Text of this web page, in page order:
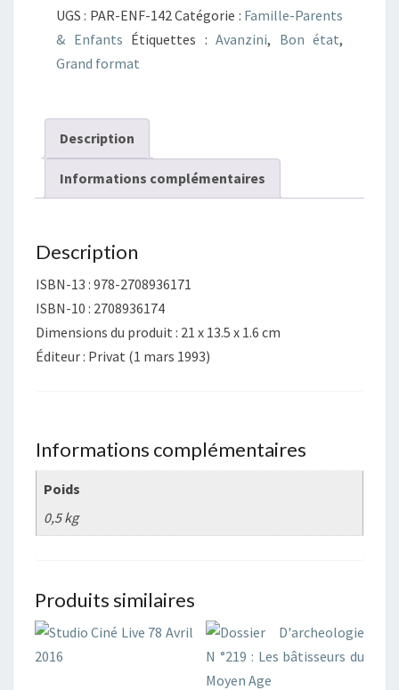
sciences
de
l'education
UGS : PAR-ENF-142Catégorie : Famille-Parents
& Enfants Étiquettes : Avanzini, Bon état,
Grand format
Description
Informations complémentaires
Description
ISBN-13 : 978-2708936171
ISBN-10 : 2708936174
Dimensions du produit : 21 x 13.5 x 1.6 cm
Éditeur : Privat (1 mars 1993)
Informations complémentaires
Poids
0,5 kg
Produits similaires